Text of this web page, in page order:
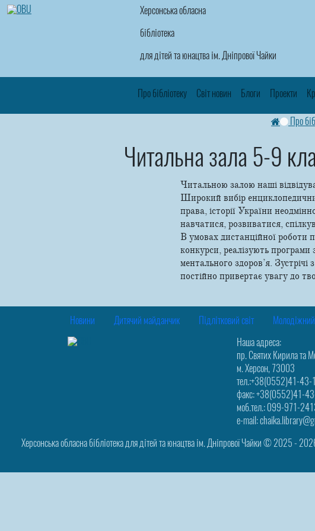
Херсонська обласна
бібліотека
для дітей та юнацтва ім. Дніпрової Чайки
Про бібліотеку Світ новин Блоги Проекти
Про
Читальна зала 5-9
Читальною залою наші
Широкий вибір
права, історії України
навчатися, розвиватися,
В умовах дистанційної роботи
конкурси, реалізують програми
ментального здоров’я.
постійно привертає увагу до
Новини Дитячий майданчик Підлітковий світ Молодіжний
Наша адреса:
пр. Святих Кирила та
м. Херсон, 73003
тел.:+38(0552)41-
факс: +38(0552)41-
моб.тел.: 099-971-
e-mail:
Херсонська обласна бібліотека для дітей та юнацтва ім. Дніпрової Чайки © 2025 ‑